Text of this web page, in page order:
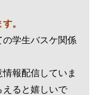
。
学生バスケ関係
報配信していま
ると嬉しいで